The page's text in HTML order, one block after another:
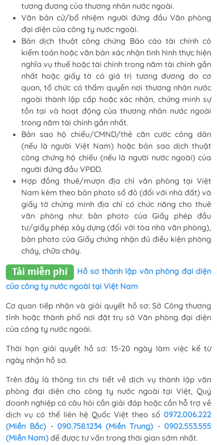
tương đương của thương nhân nước ngoài.
Văn bản cử/bổ nhiệm người đứng đầu Văn phòng
đại diện của công ty nước ngoài.
Bản dịch thuật công chứng Báo cáo tài chính có
kiểm toán hoặc văn bản xác nhận tình hình thực hiện
nghĩa vụ thuế hoặc tài chính trong năm tài chính gần
nhất hoặc giấy tờ có giá trị tương đương do cơ
quan, tổ chức có thẩm quyền nơi thương nhân nước
ngoài thành lập cấp hoặc xác nhận, chứng minh sự
tồn tại và hoạt động của thương nhân nước ngoài
trong năm tài chính gần nhất.
Bản sao hộ chiếu/CMND/thẻ căn cước công dân
(nếu là người Việt Nam) hoặc bản sao dịch thuật
công chứng hộ chiếu (nếu là người nước ngoài) của
người đứng đầu VPĐD.
Hợp đồng thuê/mượn địa chỉ văn phòng tại Việt
Nam kèm theo bản photo sổ đỏ (đối với nhà đất) và
giấy tờ chứng minh địa chỉ có chức năng cho thuê
văn phòng như: bản photo của Giấy phép đầu
tư/giấy phép xây dựng (đối với tòa nhà văn phòng),
bản photo của Giấy chứng nhận đủ điều kiện phòng
cháy, chữa cháy.
Hồ sơ thành lập văn phòng đại diện
của công ty nước ngoài tại Việt Nam
Cơ quan tiếp nhận và giải quyết hồ sơ: Sở Công thương
tỉnh hoặc thành phố nơi đặt trụ sở Văn phòng đại diện
của công ty nước ngoài.
Thời hạn giải quyết hồ sơ: 15-20 ngày làm việc kể từ
ngày nhận hồ sơ.
Trên đây là thông tin chi tiết về dịch vụ thành lập văn
phòng đại diện cho công ty nước ngoài tại Việt, Quý
doanh nghiệp có câu hỏi cần giải đáp hoặc cần hỗ trợ về
dịch vụ có thể liên hệ Quốc Việt theo số 0972.006.222
(Miền Bắc) - 090.758.1234 (Miền Trung) -0902.553.555
(Miền Nam) để được tư vấn trong thời gian sớm nhất.